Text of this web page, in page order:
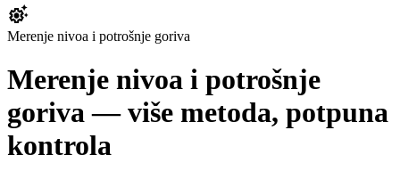
settings_suggest
Merenje nivoa i potrošnje goriva
Merenje nivoa i potrošnje
goriva — više metoda, potpuna
kontrola